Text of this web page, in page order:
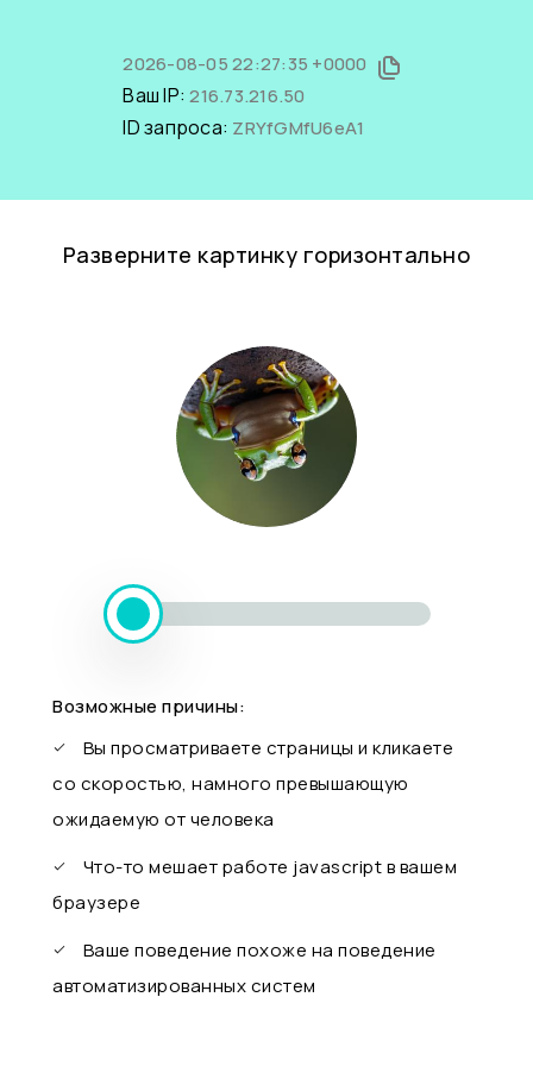
2026-08-05 22:27:35 +0000
Ваш IP:216.73.216.50
ID запроса: ZRYfGMfU6eA1
Разверните картинку горизонтально
Возможные причины:
Вы просматриваете страницы и кликаете
со скоростью, намного превышающую
ожидаемую от человека
Что-то мешает работе javascript в вашем
браузере
Ваше поведение похоже на поведение
автоматизированных систем